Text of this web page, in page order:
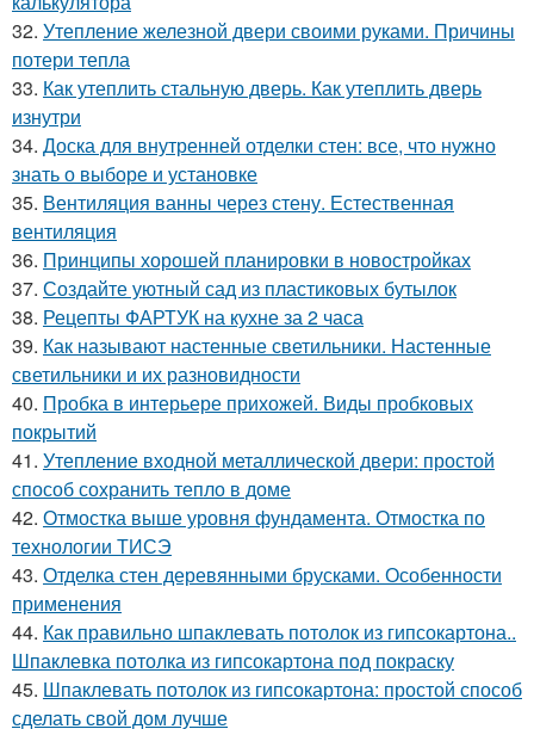
32. Утепление железной двери своими руками. Причины
потери тепла
33. Как утеплить стальную дверь. Как утеплить дверь
изнутри
34. Доска для внутренней отделки стен: все, что нужно
знать о выборе и установке
35. Вентиляция ванны через стену. Естественная
вентиляция
36. Принципы хорошей планировки в новостройках
37. Создайте уютный сад из пластиковых бутылок
38. Рецепты ФАРТУК на кухне за 2 часа
39. Как называют настенные светильники. Настенные
светильники и их разновидности
40. Пробка в интерьере прихожей. Виды пробковых
покрытий
41. Утепление входной металлической двери: простой
способ сохранить тепло в доме
42. Отмостка выше уровня фундамента. Отмостка по
технологии ТИСЭ
43. Отделка стен деревянными брусками. Особенности
применения
44. Как правильно шпаклевать потолок из гипсокартона..
Шпаклевка потолка из гипсокартона под покраску
45. Шпаклевать потолок из гипсокартона: простой способ
сделать свой дом лучше